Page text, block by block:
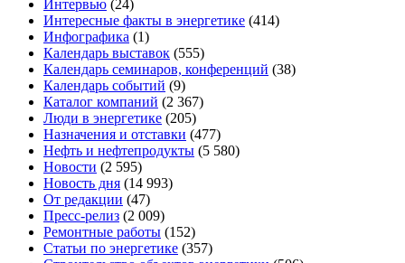
Интервью (24)
Интересные факты в энергетике (414)
Инфографика (1)
Календарь выставок (555)
Календарь семинаров, конференций (38)
Календарь событий (9)
Каталог компаний (2 367)
Люди в энергетике (205)
Назначения и отставки (477)
Нефть и нефтепродукты (5 580)
Новости (2 595)
Новость дня (14 993)
От редакции (47)
Пресс-релиз (2 009)
Ремонтные работы (152)
Статьи по энергетике (357)